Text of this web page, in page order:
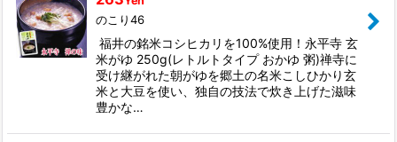
のこり46
福井の銘米コシヒカリを100%使用！永平寺 玄
米がゆ 250g(レトルトタイプ おかゆ 粥)禅寺に
受け継がれた朝がゆを郷土の名米こしひかり玄
米と大豆を使い、独自の技法で炊き上げた滋味
豊かな…